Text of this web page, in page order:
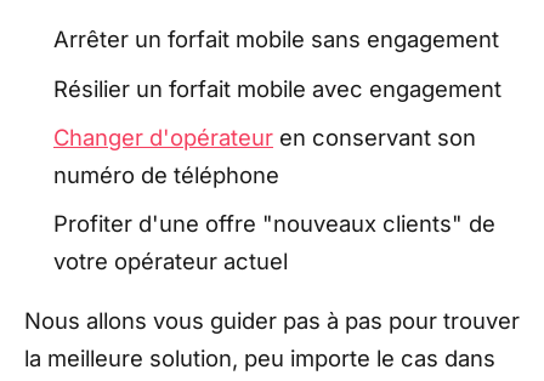
Arrêter un forfait mobile sans engagement
Résilier un forfait mobile avec engagement
Changer d'opérateur en conservant son
numéro de téléphone
Profiter d'une offre "nouveaux clients" de
votre opérateur actuel
Nous allons vous guider pas à pas pour trouver
la meilleure solution, peu importe le cas dans